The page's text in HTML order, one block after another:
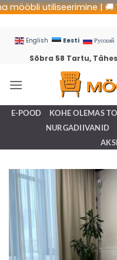
English Eesti Русский
Sõbra 58 Tartu,
E-POOD KOHE OLEMAS
NURGADIIVANID